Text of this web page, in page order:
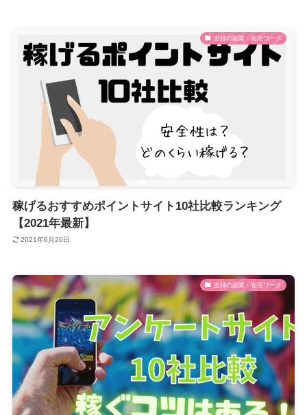
主婦の副業・在宅ワーク
稼げるおすすめポイントサイト10社比較ランキング
【2021年最新】
2021年6月20日
主婦の副業・在宅ワーク